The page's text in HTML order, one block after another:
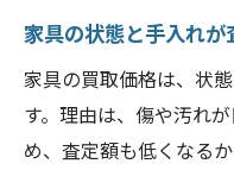
家具の状態と手入れ
家具の買取価格は、状
す。理由は、傷や汚れ
め、査定額も低くなる